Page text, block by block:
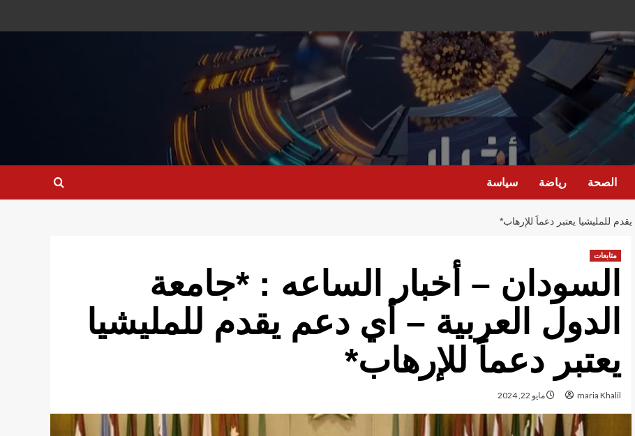
الصحة رياضة سياسة
للمليشيا يعتبر دعماََ للإرهاب*
متابعات
السودان – أخبار الساعه : *جامعة
الدول العربية – أي دعم يقدم للمليشيا
يعتبر دعماََ للإرهاب*
maria Khalil مايو 22, 2024